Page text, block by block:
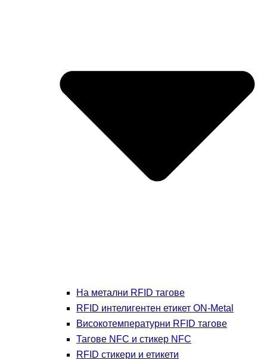
На метални RFID тагове
RFID интелигентен етикет ON-Metal
Високотемпературни RFID тагове
Тагове NFC и стикер NFC
RFID стикери и етикети